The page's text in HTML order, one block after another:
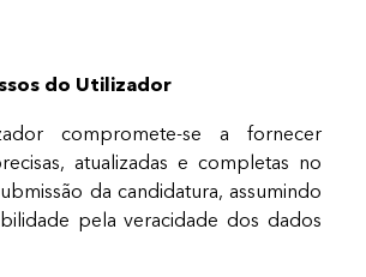
do Utilizador
compromete-se a fornecer
atualizadas e completas no
da candidatura, assumindo
pela veracidade dos dados